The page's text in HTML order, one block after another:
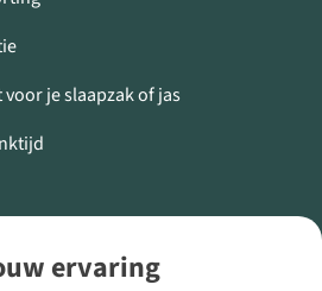
ervaring
je slaapzak of jas